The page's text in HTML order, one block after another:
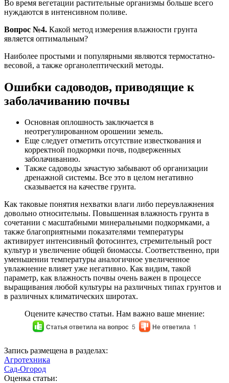
Во время вегетации растительные организмы больше всего
нуждаются в интенсивном поливе.
Вопрос №4. Какой метод измерения влажности грунта
является оптимальным?
Наиболее простыми и популярными являются термостатно-
весовой, а также органолептический методы.
Ошибки садоводов, приводящие к
заболачиванию почвы
Основная оплошность заключается в
неотрегулированном орошении земель.
Еще следует отметить отсутствие известкования и
корректной подкормки почв, подверженных
заболачиванию.
Также садоводы зачастую забывают об организации
дренажной системы. Все это в целом негативно
сказывается на качестве грунта.
Как таковые понятия нехватки влаги либо переувлажнения
довольно относительны. Повышенная влажность грунта в
сочетании с масштабными минеральными подкормками, а
также благоприятными показателями температуры
активирует интенсивный фотосинтез, стремительный рост
культур и увеличение общей биомассы. Соответственно, при
уменьшении температуры аналогичное увеличенное
увлажнение влияет уже негативно. Как видим, такой
параметр, как влажность почвы очень важен в процессе
выращивания любой культуры на различных типах грунтов и
в различных климатических широтах.
Оцените качество статьи. Нам важно ваше мнение:
Статья ответила на вопрос 5 Не ответила 1
Запись размещена в разделах:
Агротехника
Сад-Огород
Оценка статьи: